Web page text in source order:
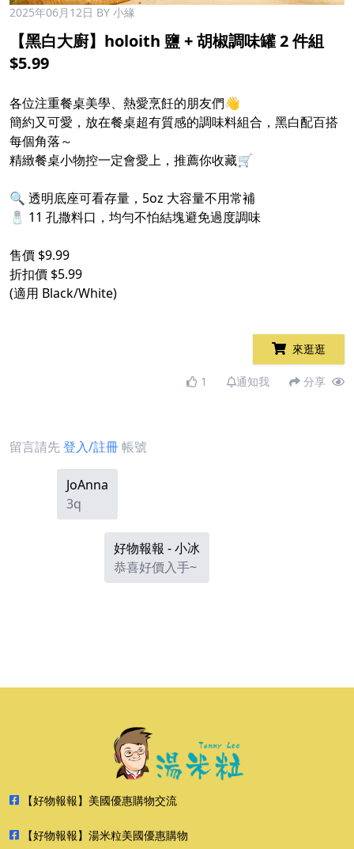
2025年06月12日 BY 小緣
【黑白大廚】holoith 鹽 + 胡椒調味罐 2 件組
$5.99
各位注重餐桌美學、熱愛烹飪的朋友們👋
簡約又可愛，放在餐桌超有質感的調味料組合，黑白配百搭
每個角落～
精緻餐桌小物控一定會愛上，推薦你收藏🛒
🔍 透明底座可看存量，5oz 大容量不用常補
🧂 11 孔撒料口，均勻不怕結塊避免過度調味
售價 $9.99
折扣價 $5.99
(適用 Black/White)
來逛逛
1 通知我 分享
留言請先登入/註冊帳號
JoAnna
3q
好物報報 - 小冰
恭喜好價入手~
【好物報報】美國優惠購物交流
【好物報報】湯米粒美國優惠購物